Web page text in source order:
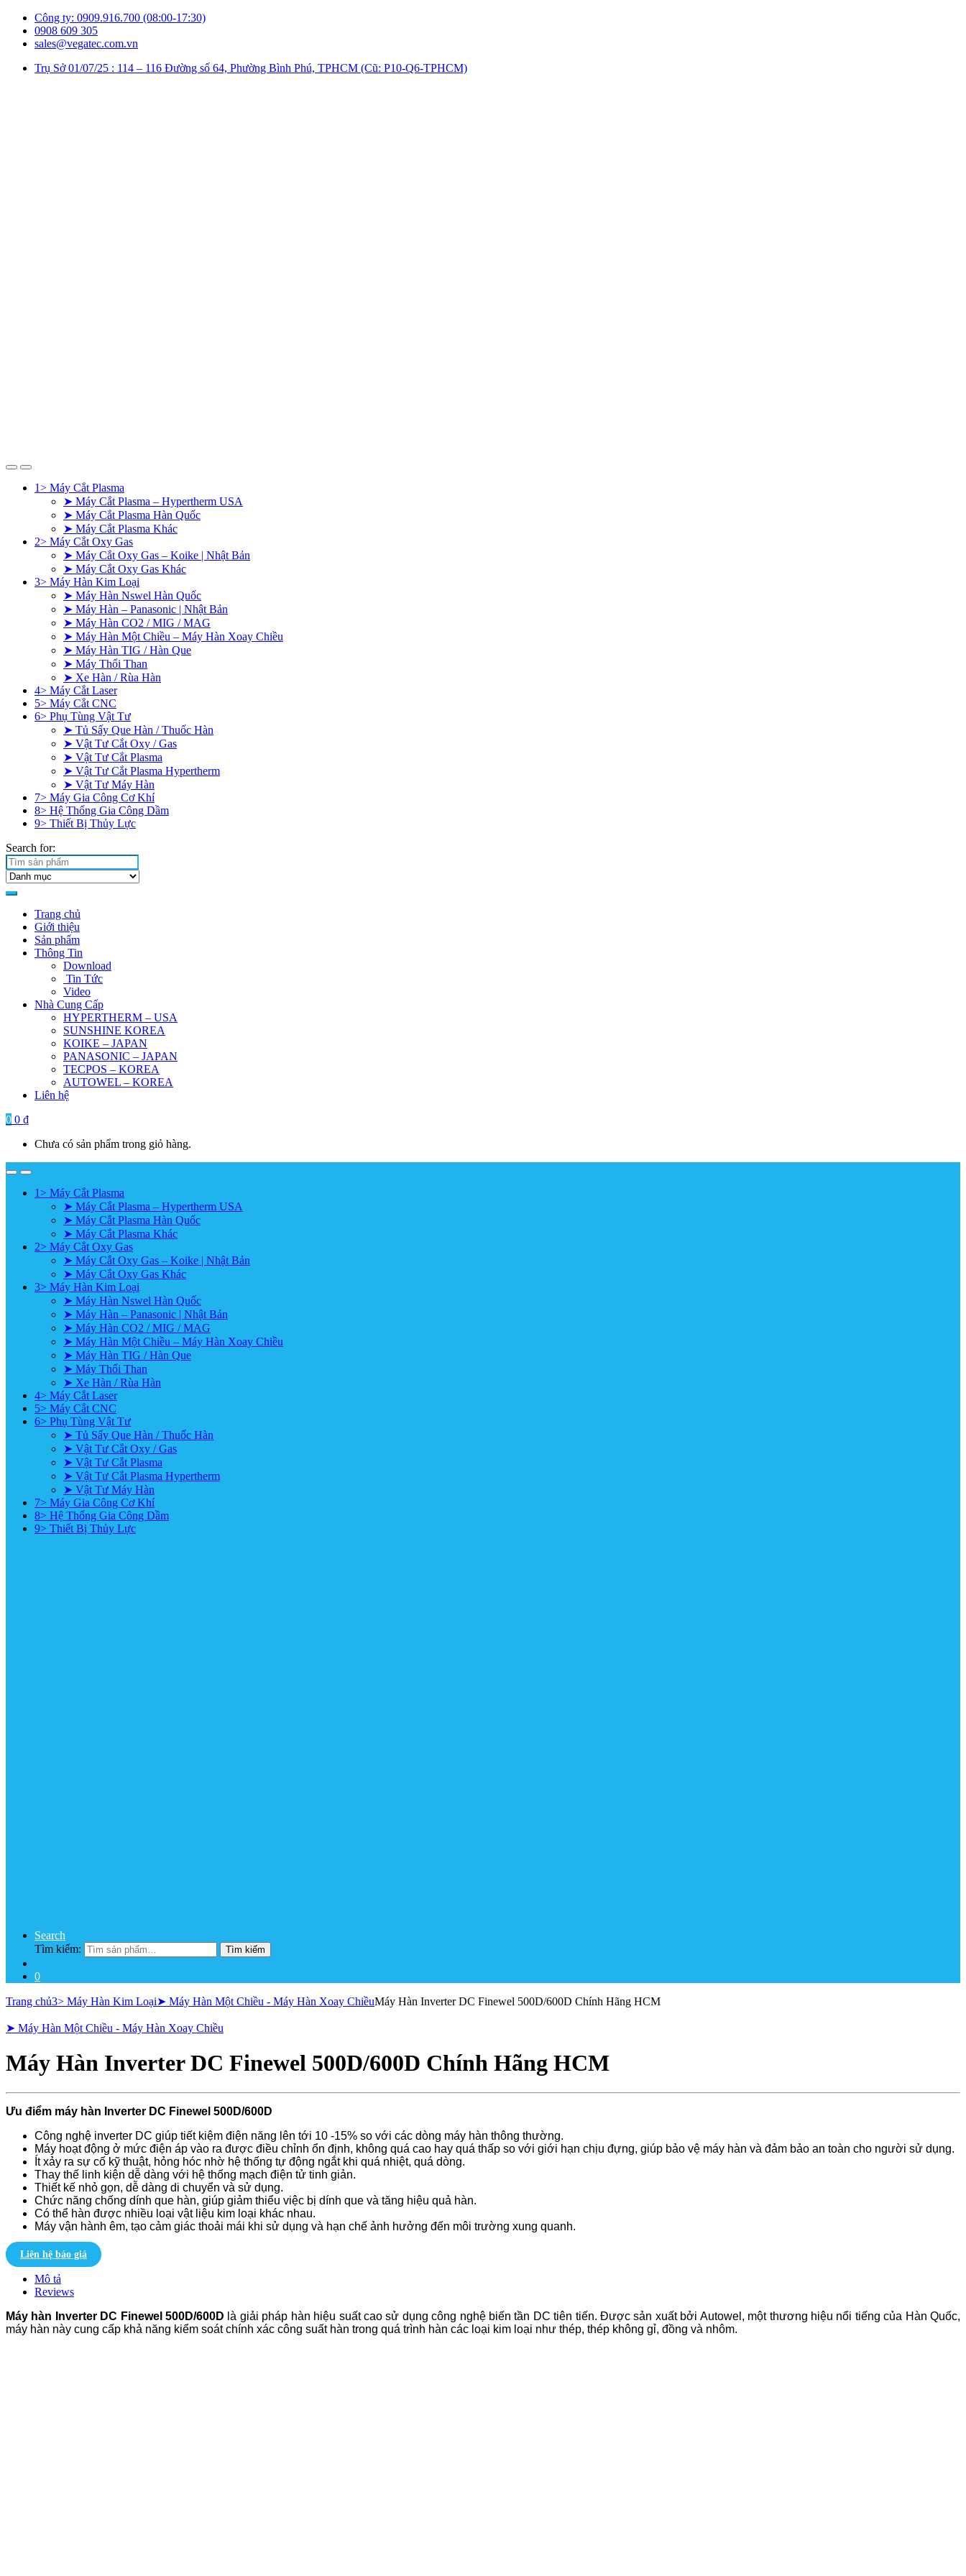
Công ty: 0909.916.700 (08:00-17:30)
0908 609 305
sales@vegatec.com.vn
Trụ Sở 01/07/25 : 114 – 116 Đường số 64, Phường Bình Phú, TPHCM (Cũ: P10-Q6-TPHCM)
1> Máy Cắt Plasma
➤ Máy Cắt Plasma – Hypertherm USA
➤ Máy Cắt Plasma Hàn Quốc
➤ Máy Cắt Plasma Khác
2> Máy Cắt Oxy Gas
➤ Máy Cắt Oxy Gas – Koike | Nhật Bản
➤ Máy Cắt Oxy Gas Khác
3> Máy Hàn Kim Loại
➤ Máy Hàn Nswel Hàn Quốc
➤ Máy Hàn – Panasonic | Nhật Bản
➤ Máy Hàn CO2 / MIG / MAG
➤ Máy Hàn Một Chiều – Máy Hàn Xoay Chiều
➤ Máy Hàn TIG / Hàn Que
➤ Máy Thổi Than
➤ Xe Hàn / Rùa Hàn
4> Máy Cắt Laser
5> Máy Cắt CNC
6> Phụ Tùng Vật Tư
➤ Tủ Sấy Que Hàn / Thuốc Hàn
➤ Vật Tư Cắt Oxy / Gas
➤ Vật Tư Cắt Plasma
➤ Vật Tư Cắt Plasma Hypertherm
➤ Vật Tư Máy Hàn
7> Máy Gia Công Cơ Khí
8> Hệ Thống Gia Công Dầm
9> Thiết Bị Thủy Lực
Search for:
Trang chủ
Giới thiệu
Sản phẩm
Thông Tin
Download
Tin Tức
Video
Nhà Cung Cấp
HYPERTHERM – USA
SUNSHINE KOREA
KOIKE – JAPAN
PANASONIC – JAPAN
TECPOS – KOREA
AUTOWEL – KOREA
Liên hệ
0 0 ₫
Chưa có sản phẩm trong giỏ hàng.
1> Máy Cắt Plasma
➤ Máy Cắt Plasma – Hypertherm USA
➤ Máy Cắt Plasma Hàn Quốc
➤ Máy Cắt Plasma Khác
2> Máy Cắt Oxy Gas
➤ Máy Cắt Oxy Gas – Koike | Nhật Bản
➤ Máy Cắt Oxy Gas Khác
3> Máy Hàn Kim Loại
➤ Máy Hàn Nswel Hàn Quốc
➤ Máy Hàn – Panasonic | Nhật Bản
➤ Máy Hàn CO2 / MIG / MAG
➤ Máy Hàn Một Chiều – Máy Hàn Xoay Chiều
➤ Máy Hàn TIG / Hàn Que
➤ Máy Thổi Than
➤ Xe Hàn / Rùa Hàn
4> Máy Cắt Laser
5> Máy Cắt CNC
6> Phụ Tùng Vật Tư
➤ Tủ Sấy Que Hàn / Thuốc Hàn
➤ Vật Tư Cắt Oxy / Gas
➤ Vật Tư Cắt Plasma
➤ Vật Tư Cắt Plasma Hypertherm
➤ Vật Tư Máy Hàn
7> Máy Gia Công Cơ Khí
8> Hệ Thống Gia Công Dầm
9> Thiết Bị Thủy Lực
Search
Tìm kiếm:
Tìm kiếm
0
Trang chủ3> Máy Hàn Kim Loại➤ Máy Hàn Một Chiều - Máy Hàn Xoay ChiềuMáy Hàn Inverter DC Finewel 500D/600D Chính Hãng HCM
➤ Máy Hàn Một Chiều - Máy Hàn Xoay Chiều
Máy Hàn Inverter DC Finewel 500D/600D Chính Hãng HCM
Ưu điểm máy hàn Inverter DC Finewel 500D/600D
Công nghệ inverter DC giúp tiết kiệm điện năng lên tới 10 -15% so với các dòng máy hàn thông thường.
Máy hoạt động ở mức điện áp vào ra được điều chỉnh ổn định, không quá cao hay quá thấp so với giới hạn chịu đựng, giúp bảo vệ máy hàn và đảm bảo an toàn cho người sử dụng.
Ít xảy ra sự cố kỹ thuật, hỏng hóc nhờ hệ thống tự động ngắt khi quá nhiệt, quá dòng.
Thay thế linh kiện dễ dàng với hệ thống mạch điện tử tinh giản.
Thiết kế nhỏ gọn, dễ dàng di chuyển và sử dụng.
Chức năng chống dính que hàn, giúp giảm thiểu việc bị dính que và tăng hiệu quả hàn.
Có thể hàn được nhiều loại vật liệu kim loại khác nhau.
Máy vận hành êm, tạo cảm giác thoải mái khi sử dụng và hạn chế ảnh hưởng đến môi trường xung quanh.
Liên hệ báo giá
Mô tả
Reviews
Máy hàn Inverter DC Finewel 500D/600D là giải pháp hàn hiệu suất cao sử dụng công nghệ biến tần DC tiên tiến. Được sản xuất bởi Autowel, một thương hiệu nổi tiếng của Hàn Quốc,
máy hàn này cung cấp khả năng kiểm soát chính xác công suất hàn trong quá trình hàn các loại kim loại như thép, thép không gỉ, đồng và nhôm.